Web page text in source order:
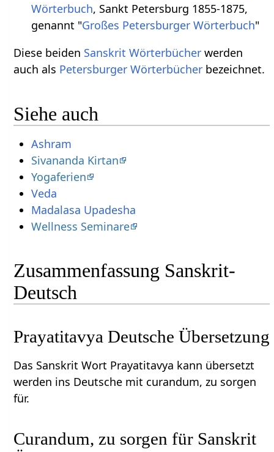
Wörterbuch, Sankt Petersburg 1855-1875,
genannt "Großes Petersburger Wörterbuch"
Diese beiden Sanskrit Wörterbücher werden
auch als Petersburger Wörterbücher bezeichnet.
Siehe auch
Ashram
Sivananda Kirtan
Yogaferien
Veda
Madalasa Upadesha
Wellness Seminare
Zusammenfassung Sanskrit-
Deutsch
Prayatitavya Deutsche Übersetzung
Das Sanskrit Wort Prayatitavya kann übersetzt
werden ins Deutsche mit curandum, zu sorgen
für.
Curandum, zu sorgen für Sanskrit